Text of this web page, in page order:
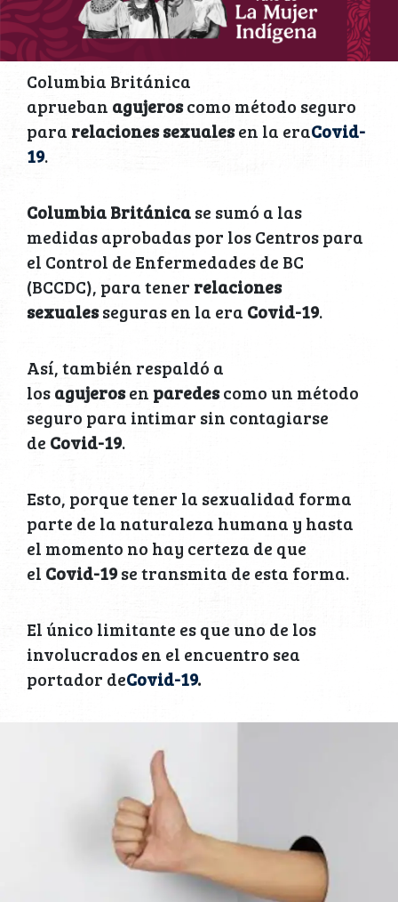
Columbia Británica
aprueban agujeroscomo método seguro
para relaciones sexualesen la eraCovid-
19.
Columbia Británicase sumó a las
medidas aprobadas por los Centros para
el Control de Enfermedades de BC
(BCCDC), para tener relaciones
sexualesseguras en la era Covid-19.
Así, también respaldó a
losagujerosen paredescomo un método
seguro para intimar sin contagiarse
de Covid-19.
Esto, porque tener la sexualidad forma
parte de la naturaleza humana y hasta
el momento no hay certeza de que
el Covid-19se transmita de esta forma.
El único limitante es que uno de los
involucrados en el encuentro sea
portador deCovid-19.